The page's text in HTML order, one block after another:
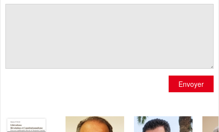
Envoyer